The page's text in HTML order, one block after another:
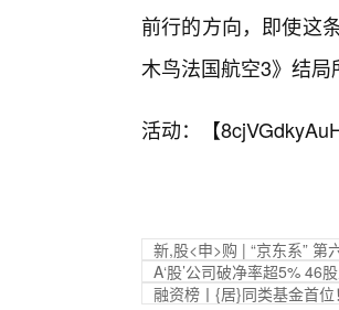
前行的方向，即使这
木鸟法国航空3》结
活动：【
新,股<申>购 | “京东系”
A‘股’公司破净率超5% 46
融资榜丨{居}同类基金首